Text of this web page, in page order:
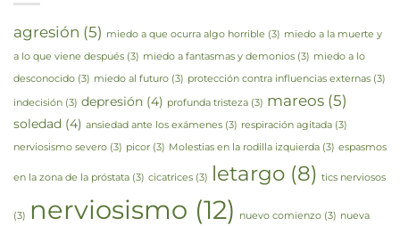
agresión (5) miedo a que ocurra algo horrible (3) miedo a la muerte y
a lo que viene después (3) miedo a fantasmas y demonios (3) miedo a lo
desconocido (3) miedo al futuro (3) protección contra influencias externas (3)
indecisión (3) depresión (4) profunda tristeza (3) mareos (5)
soledad (4) ansiedad ante los exámenes (3) respiración agitada (3)
nerviosismo severo (3) picor (3) Molestias en la rodilla izquierda (3) espasmos
en la zona de la próstata (3) cicatrices (3) letargo (8) tics nerviosos
(3) nerviosismo (12) nuevo comienzo (3) nueva